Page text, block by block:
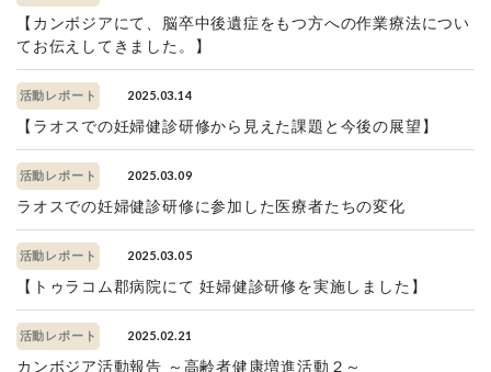
【カンボジアにて、脳卒中後遺症をもつ方への作業療法につい
てお伝えしてきました。】
活動レポート 2025.03.14
【ラオスでの妊婦健診研修から見えた課題と今後の展望】
活動レポート 2025.03.09
ラオスでの妊婦健診研修に参加した医療者たちの変化
活動レポート 2025.03.05
【トゥラコム郡病院にて 妊婦健診研修を実施しました】
活動レポート 2025.02.21
カンボジア活動報告 ～高齢者健康増進活動２～